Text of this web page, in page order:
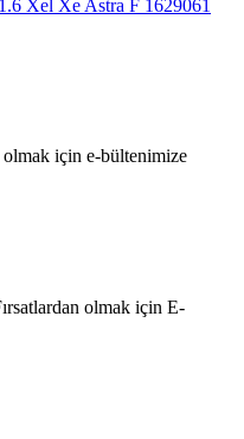
Xel Xe Astra F 1629061
için e-bültenimize
olmak için E-